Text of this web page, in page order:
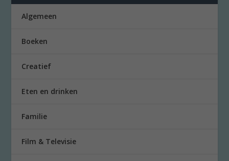
Algemeen
Boeken
Creatief
Eten en drinken
Familie
Film & Televisie